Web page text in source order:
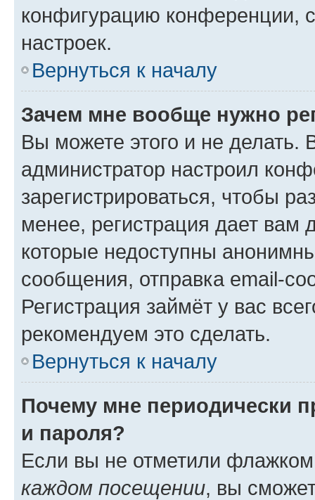
конфигурацию конференции,
настроек.
Вернуться к началу
Зачем мне вообще нужно
Вы можете этого и не делать.
администратор настроил
зарегистрироваться, чтобы
менее, регистрация дает вам
которые недоступны
сообщения, отправка email-
Регистрация займёт у вас
рекомендуем это сделать.
Вернуться к началу
Почему мне периодически
и пароля?
Если вы не отметили
каждом посещении, вы